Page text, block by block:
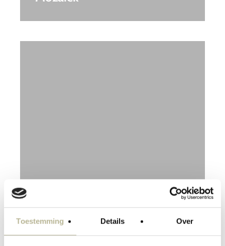
Toestemming Details Over